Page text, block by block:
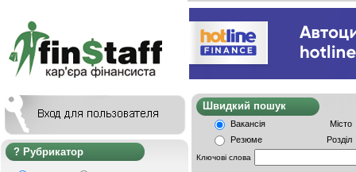
Рубрикатор
Швидкий
Вакансія
Місто
Резюме
Розділ
Ключові слова